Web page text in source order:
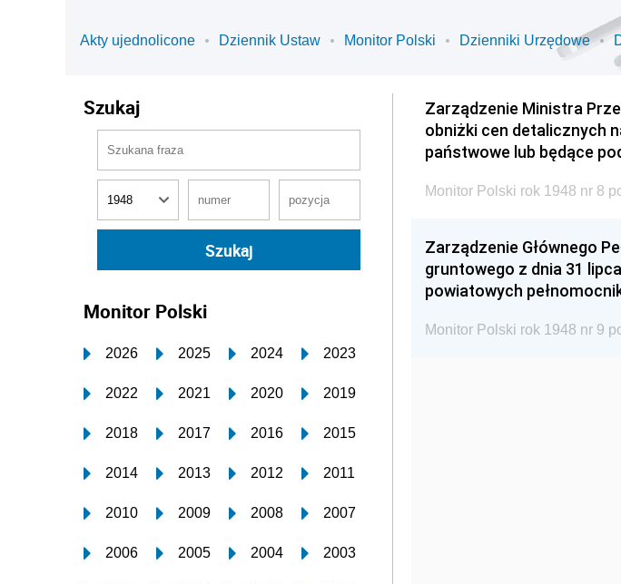
Akty ujednolicone Dziennik Ustaw Monitor Polski Dzienniki Urzędowe
Szukaj
Monitor Polski
2026 2025 2024 2023
2022 2021 2020 2019
2018 2017 2016 2015
2014 2013 2012 2011
2010 2009 2008 2007
2006 2005 2004 2003
Zarządzenie Ministra
obniżki cen detalicznych
państwowe lub będące
Monitor Polski rok 1948 nr 8
Zarządzenie Głównego
gruntowego z dnia 31
powiatowych
Monitor Polski rok 1948 nr 9